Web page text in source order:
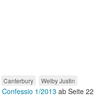
Canterbury Welby Justin
Confessio 1/2013 ab Seite 22